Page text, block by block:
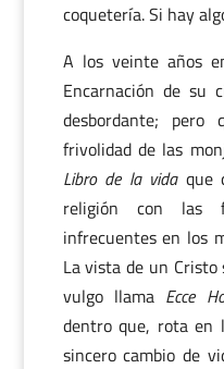
coquetería. Si hay
A los veinte años
Encarnación de su
desbordante; pero
frivolidad de las
Libro de la vidaque
religión con las
infrecuentes en los
La vista de un
vulgo llama Ecce
dentro que, rota en
sincero cambio de